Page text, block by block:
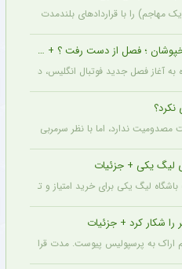
را با قراردادهای بلندمدت نهایی کرده
؛ فصل از دست رفت ؟ + عکس
به آغاز فصل جدید فوتبال انگلیس، دچار
نکرد؟
ندارد، اما با نظر سرمربی استقلال
لیگ یکی + جزئیات
شکار کرد + جزئیات